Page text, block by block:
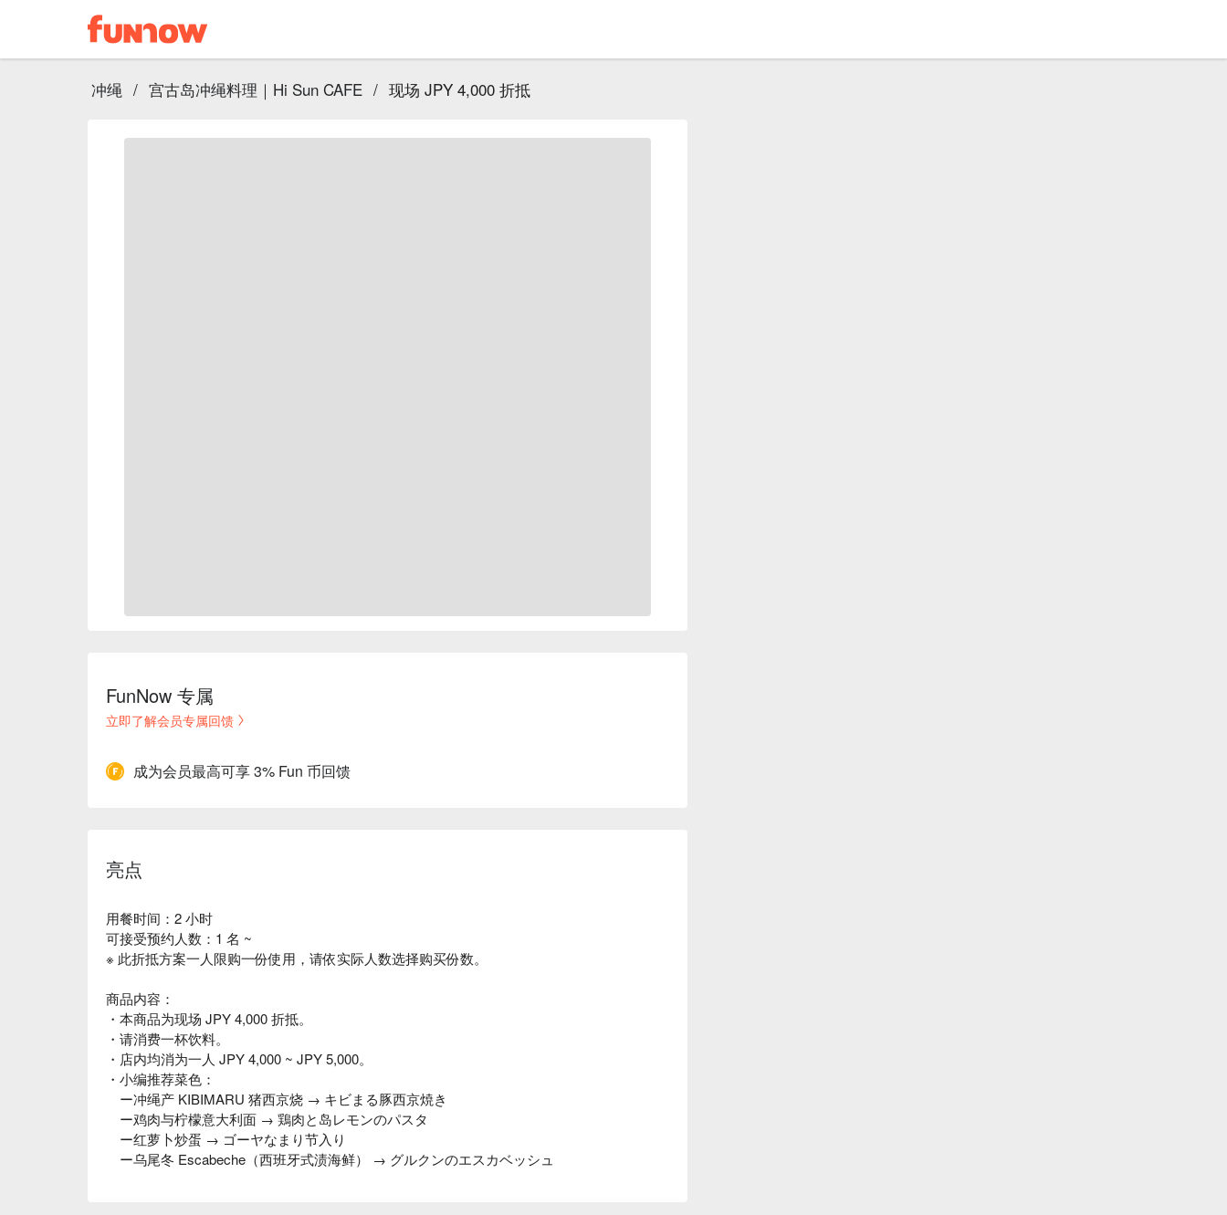
冲绳 / 宫古岛冲绳料理｜Hi Sun CAFE / 现场 JPY 4,000 折抵
FunNow 专属
立即了解会员专属回馈
成为会员最高可享 3% Fun 币回馈
亮点
用餐时间：2 小时
可接受预约人数：1 名 ~
※ 此折抵方案一人限购一份使用，请依实际人数选择购买份数。
商品内容：
・本商品为现场 JPY 4,000 折抵。
・请消费一杯饮料。
・店内均消为一人 JPY 4,000 ~ JPY 5,000。
・小编推荐菜色：
ー冲绳产 KIBIMARU 猪西京烧 → キビまる豚西京焼き
ー鸡肉与柠檬意大利面 → 鶏肉と岛レモンのパスタ
ー红萝卜炒蛋 → ゴーヤなまり节入り
ー乌尾冬 Escabeche（西班牙式渍海鲜） → グルクンのエスカベッシュ